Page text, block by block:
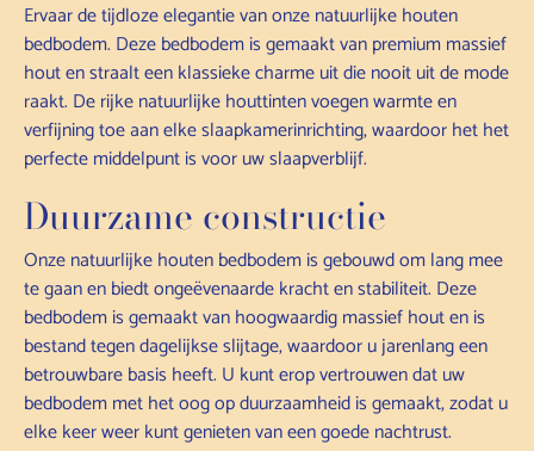
Ervaar de tijdloze elegantie van onze natuurlijke houten
bedbodem. Deze bedbodem is gemaakt van premium massief
hout en straalt een klassieke charme uit die nooit uit de mode
raakt. De rijke natuurlijke houttinten voegen warmte en
verfijning toe aan elke slaapkamerinrichting, waardoor het het
perfecte middelpunt is voor uw slaapverblijf.
Duurzame constructie
Onze natuurlijke houten bedbodem is gebouwd om lang mee
te gaan en biedt ongeëvenaarde kracht en stabiliteit. Deze
bedbodem is gemaakt van hoogwaardig massief hout en is
bestand tegen dagelijkse slijtage, waardoor u jarenlang een
betrouwbare basis heeft. U kunt erop vertrouwen dat uw
bedbodem met het oog op duurzaamheid is gemaakt, zodat u
elke keer weer kunt genieten van een goede nachtrust.